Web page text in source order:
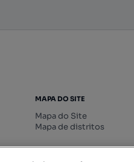
MAPA DO SITE
Mapa do Site
Mapa de distritos